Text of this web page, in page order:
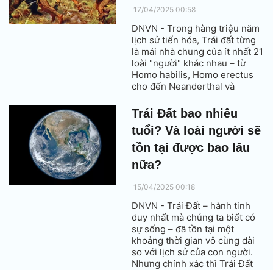
17/04/2025 00:58
DNVN - Trong hàng triệu năm
lịch sử tiến hóa, Trái đất từng
là mái nhà chung của ít nhất 21
loài "người" khác nhau – từ
Homo habilis, Homo erectus
cho đến Neanderthal và
duy nhất một loài còn sống
sót: Homo sapiens – chính là
chúng ta. Câu hỏi đặt ra là:
Điều gì đã khiến các loài
“người” khác biến mất?
Trái Đất bao nhiêu
tuổi? Và loài người sẽ
tồn tại được bao lâu
nữa?
15/04/2025 00:18
DNVN - Trái Đất – hành tinh
duy nhất mà chúng ta biết có
sự sống – đã tồn tại một
khoảng thời gian vô cùng dài
so với lịch sử của con người.
Nhưng chính xác thì Trái Đất